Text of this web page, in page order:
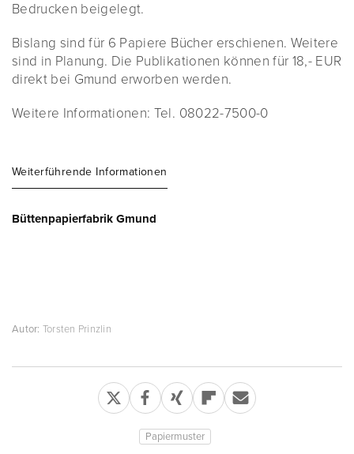
Bedrucken beigelegt.
Bislang sind für 6 Papiere Bücher erschienen. Weitere
sind in Planung. Die Publikationen können für 18,- EUR
direkt bei Gmund erworben werden.
Weitere Informationen: Tel. 08022-7500-0
Weiterführende Informationen
Büttenpapierfabrik Gmund
Autor: Torsten Prinzlin
Papiermuster